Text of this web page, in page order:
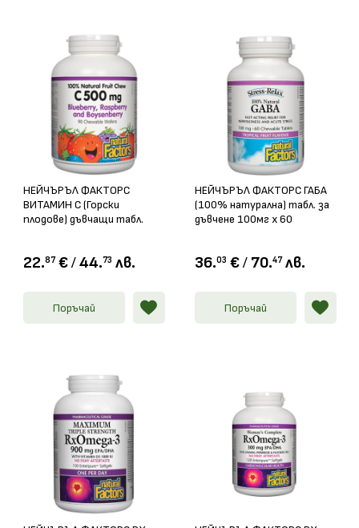
НЕЙЧЪРЪЛ ФАКТОРС
ВИТАМИН С (Горски
плодове) дъвчащи табл.
22.87 € / 44.73 лв.
Поръчай
НЕЙЧЪРЪЛ ФАКТОРС ГАБА
(100% натурална) табл. за
дъвчене 100мг х 60
36.03 € / 70.47 лв.
Поръчай